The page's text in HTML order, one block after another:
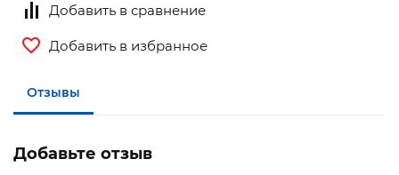
Добавить в сравнение
Добавить в избранное
Отзывы
Добавьте отзыв